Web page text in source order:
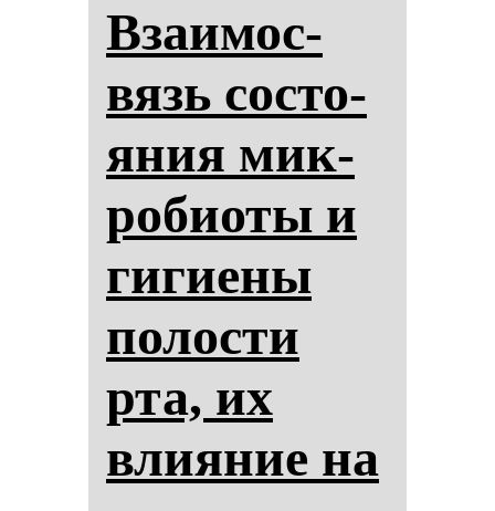
Вза­имос­
вязь сос­то­
яния мик­
ро­би­оты и
ги­ги­ены
по­лос­ти
рта, их
вли­яние на